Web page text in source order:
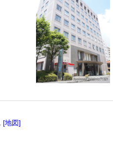
[地図]